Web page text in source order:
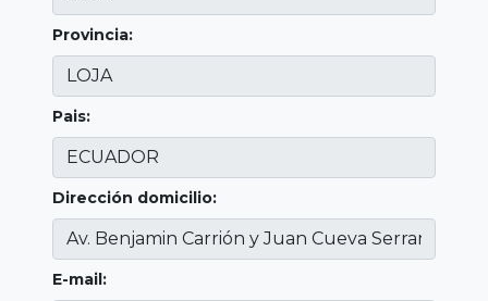
Provincia:
Pais:
Dirección domicilio:
E-mail: